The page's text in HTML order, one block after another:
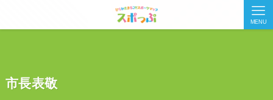
MENU
市長表敬